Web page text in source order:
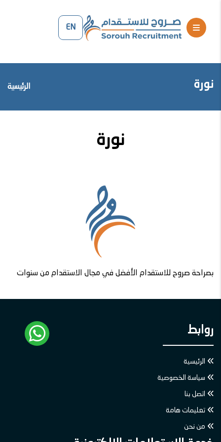
EN
نورة الرئيسية
نورة
بصراحة صروح للاستقدام الأفضل في مجال الاستقدام من سنوات
روابط
الرئيسية
سياسة الخصوصية
اتصل بنا
تعليمات هامة
من نحن